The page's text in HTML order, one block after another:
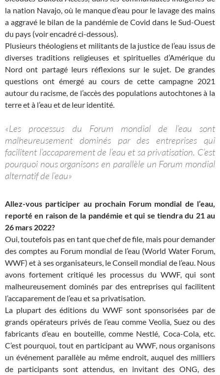
la nation Navajo, où le manque d’eau pour le lavage des mains
a aggravé le bilan de la pandémie de Covid dans le Sud-Ouest
du pays (voir encadré ci-dessous).
Plusieurs théologiens et militants de la justice de l’eau issus de
diverses traditions religieuses et spirituelles d’Amérique du
Nord ont partagé leurs réflexions sur le sujet. De grandes
questions ont émergé au cours de cette campagne 2021
autour du racisme, de l’accès des populations autochtones à la
terre et à l’eau et de leur identité.
«Les processus du Forum mondial de l’eau sont
malheureusement dominés par des entreprises qui
facilitent l’accaparement de l’eau et sa privatisation. C’est
pourquoi nous organisons en parallèle un Forum mondial
alternatif de l’eau»
Allez-vous participer au prochain Forum mondial de l’eau,
reporté en raison de la pandémie et qui se tiendra du 21 au
26 mars 2022?
Oui, toutefois pas en tant que chef de file, mais pour demander
des comptes au Forum mondial de l’eau (World Water Forum,
WWF) et à ses organisateurs, le Conseil mondial de l’eau. Nous
avons fortement critiqué les processus du WWF, qui sont
malheureusement dominés par des entreprises qui facilitent
l’accaparement de l’eau et sa privatisation.
La plupart des éditions du WWF sont sponsorisées par de
grands opérateurs privés de l’eau comme Veolia, Suez ou des
fabricants d’eau en bouteille, comme Nestlé, Coca-Cola, etc.
C’est pourquoi, tout en participant au WWF, nous organisons
un événement parallèle au même endroit, auquel des milliers
de participants sont attendus, en invitant des ONG, des